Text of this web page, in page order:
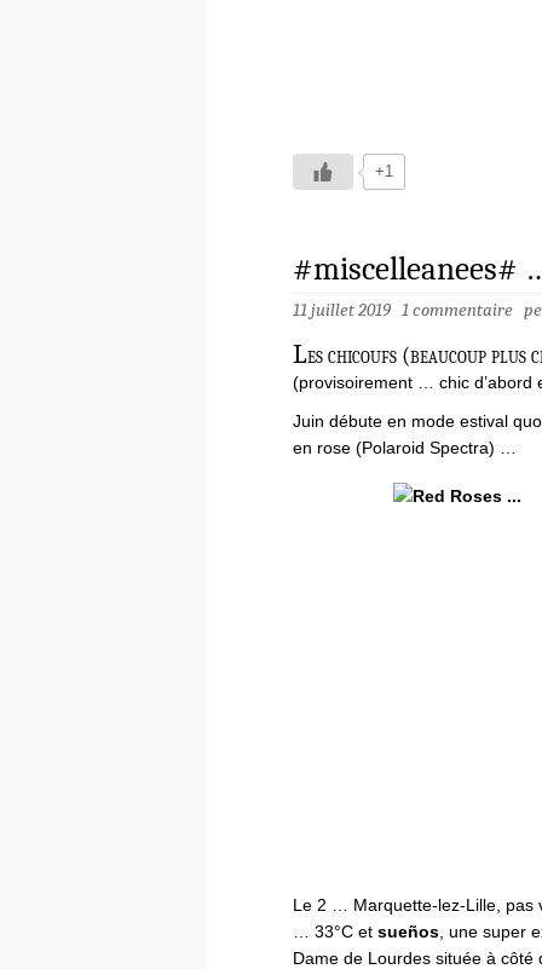
+1
#miscelleanees#
11 juillet 2019 1 commentaire
Les chicoufs (beaucoup
(provisoirement … chic d’abord
Juin débute en mode estival
en rose (Polaroid Spectra) …
Le 2 … Marquette-lez-Lille, pas
… 33°C et sueños , une super
Dame de Lourdes située à côté